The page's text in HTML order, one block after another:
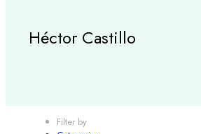
Héctor Castillo
Filter by